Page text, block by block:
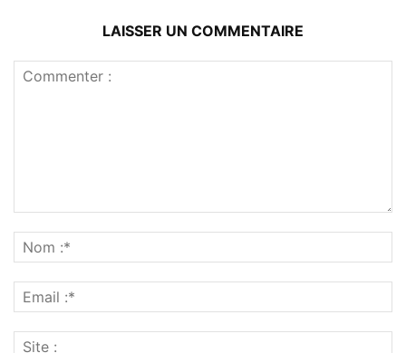
LAISSER UN COMMENTAIRE